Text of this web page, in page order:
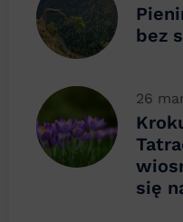
bez
26
się